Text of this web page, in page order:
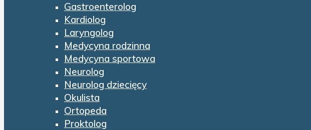
Gastroenterolog
Kardiolog
Laryngolog
Medycyna rodzinna
Medycyna sportowa
Neurolog
Neurolog dziecięcy
Okulista
Ortopeda
Proktolog